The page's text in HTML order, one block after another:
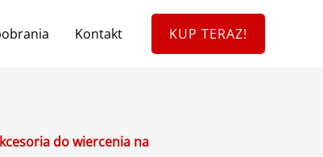
Kontakt KUP TERAZ!
do wiercenia na